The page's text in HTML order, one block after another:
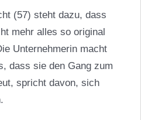
(57) steht dazu, dass
mehr alles so original
Unternehmerin macht
dass sie den Gang zum
spricht davon, sich